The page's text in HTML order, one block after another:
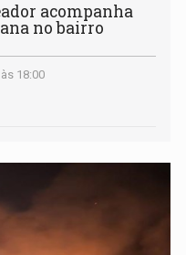
acompanha
no bairro
18:00